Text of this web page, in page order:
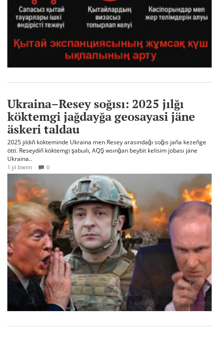
Ukraina–Resey soğısı: 2025 jılğı
köktemgi jağdayğa geosayasi jäne
äskeri taldau
2025 jıldıñ kökteminde Ukraina men Resey arasındağı soğıs jaña kezeñge
ötti. Reseydiñ köktemgi şabuılı, AQŞ wsınğan beybit kelisim jobası jäne
Ukraina..
1 jıl bwrın 0